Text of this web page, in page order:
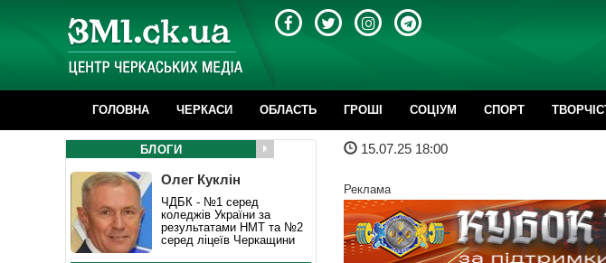
ГОЛОВНА ЧЕРКАСИ ОБЛАСТЬ ГРОШІ CОЦІУМ СПОРТ
15.07.25 18:00
Реклама
БЛОГИ
Олег Куклін
ЧДБК - №1 серед
коледжів України за
результатами НМТ та №2
серед ліцеїв Черкащини